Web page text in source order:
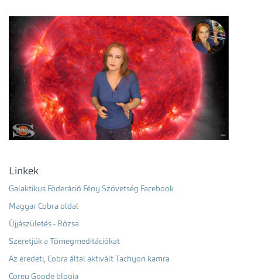
Linkek
Galaktikus Föderáció Fény Szövetség Facebook
Magyar Cobra oldal
Újjászületés - Rózsa
Szeretjük a Tömegmeditációkat
Az eredeti, Cobra által aktivált Tachyon kamra
Corey Goode blogja